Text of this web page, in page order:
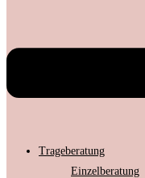
Trageberatung
Einzelberatung